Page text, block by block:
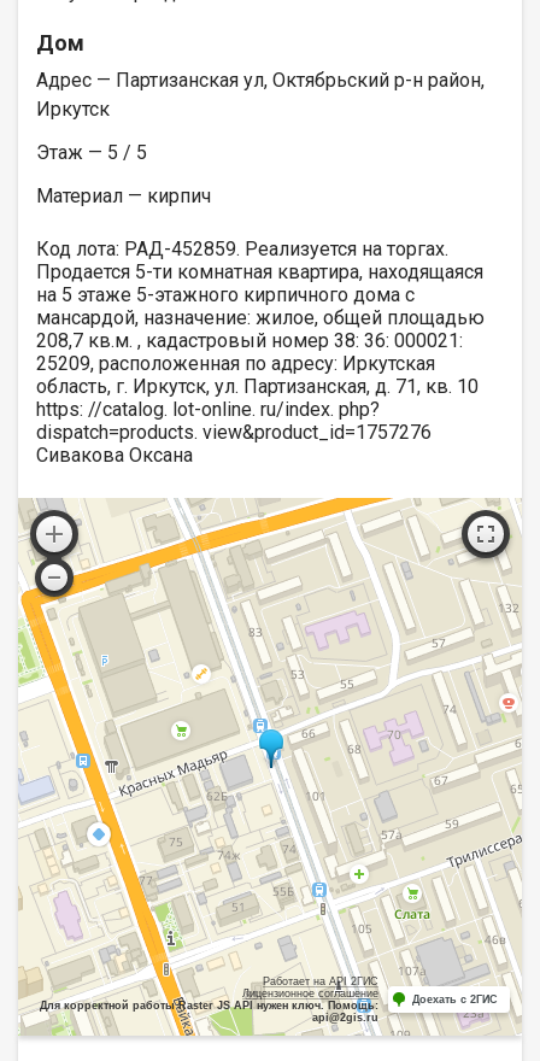
Дом
Адрес — Партизанская ул, Октябрьский р-н район,
Иркутск
Этаж — 5 / 5
Материал — кирпич
Код лота: РАД-452859. Реализуется на торгах.
Продается 5-ти комнатная квартира, находящаяся
на 5 этаже 5-этажного кирпичного дома с
мансардой, назначение: жилое, общей площадью
208,7 кв.м. , кадастровый номер 38: 36: 000021:
25209, расположенная по адресу: Иркутская
область, г. Иркутск, ул. Партизанская, д. 71, кв. 10
https: //catalog. lot-online. ru/index. php?
dispatch=products. view&product_id=1757276
Сивакова Оксана
Работает на API 2ГИС
Лицензионное соглашение
Для корректной работы Raster JS API нужен ключ. Помощь:
api@2gis.ru
Доехать с 2ГИС